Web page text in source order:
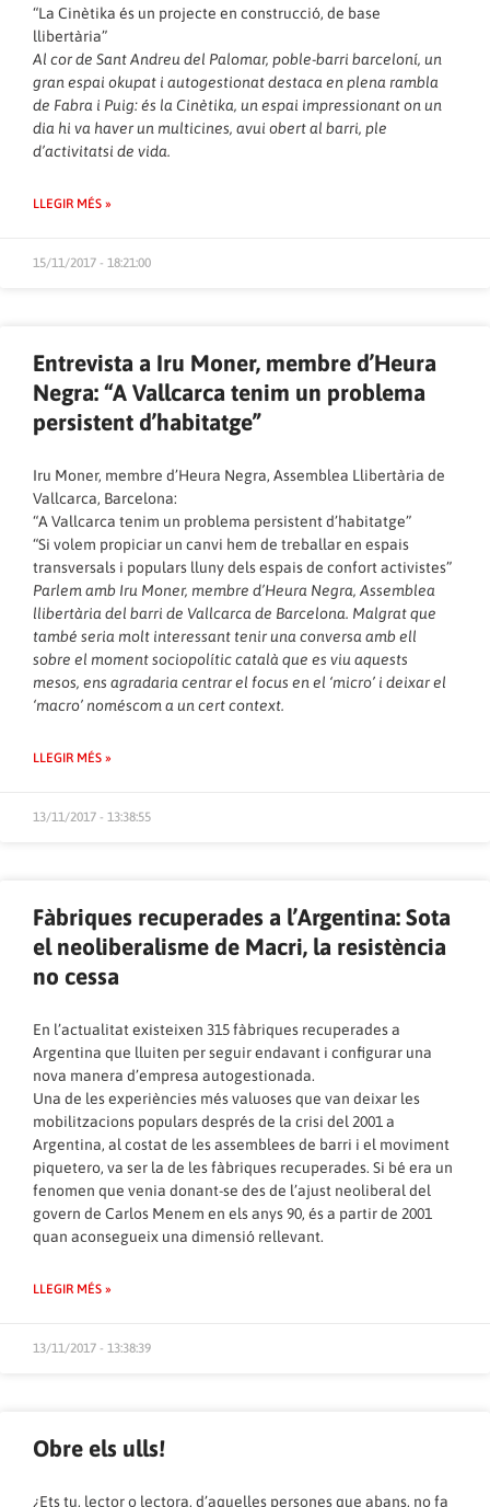
“La Cinètika és un projecte en construcció, de base
llibertària”
Al cor de Sant Andreu del Palomar, poble-barri barceloní, un
gran espai okupat i autogestionat destaca en plena rambla
de Fabra i Puig: és la Cinètika, un espai impressionant on un
dia hi va haver un multicines, avui obert al barri, ple
d’activitatsi de vida.
LLEGIR MÉS »
15/11/2017 - 18:21:00
Entrevista a Iru Moner, membre d’Heura
Negra: “A Vallcarca tenim un problema
persistent d’habitatge”
Iru Moner, membre d’Heura Negra, Assemblea Llibertària de
Vallcarca, Barcelona:
“A Vallcarca tenim un problema persistent d’habitatge”
“Si volem propiciar un canvi hem de treballar en espais
transversals i populars lluny dels espais de confort activistes”
Parlem amb Iru Moner, membre d’Heura Negra, Assemblea
llibertària del barri de Vallcarca de Barcelona. Malgrat que
també seria molt interessant tenir una conversa amb ell
sobre el moment sociopolític català que es viu aquests
mesos, ens agradaria centrar el focus en el ‘micro’ i deixar el
‘macro’ noméscom a un cert context.
LLEGIR MÉS »
13/11/2017 - 13:38:55
Fàbriques recuperades a l’Argentina: Sota
el neoliberalisme de Macri, la resistència
no cessa
En l’actualitat existeixen 315 fàbriques recuperades a
Argentina que lluiten per seguir endavant i configurar una
nova manera d’empresa autogestionada.
Una de les experiències més valuoses que van deixar les
mobilitzacions populars després de la crisi del 2001 a
Argentina, al costat de les assemblees de barri i el moviment
piquetero, va ser la de les fàbriques recuperades. Si bé era un
fenomen que venia donant-se des de l’ajust neoliberal del
govern de Carlos Menem en els anys 90, és a partir de 2001
quan aconsegueix una dimensió rellevant.
LLEGIR MÉS »
13/11/2017 - 13:38:39
Obre els ulls!
¿Ets tu, lector o lectora, d’aquelles persones que abans, no fa